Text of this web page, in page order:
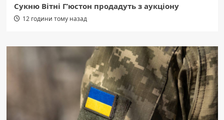
Сукню Вітні Г’юстон продадуть з аукціону
12 години тому назад